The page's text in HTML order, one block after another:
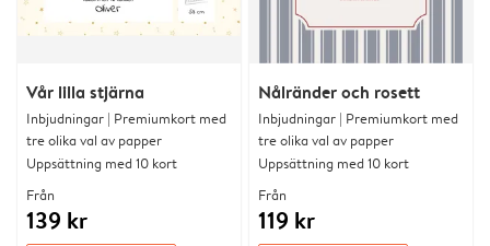
Vår lilla stjärna
Inbjudningar | Premiumkort med
tre olika val av papper
Uppsättning med 10 kort
Från
139 kr
Nålränder och rosett
Inbjudningar | Premiumkort med
tre olika val av papper
Uppsättning med 10 kort
Från
119 kr